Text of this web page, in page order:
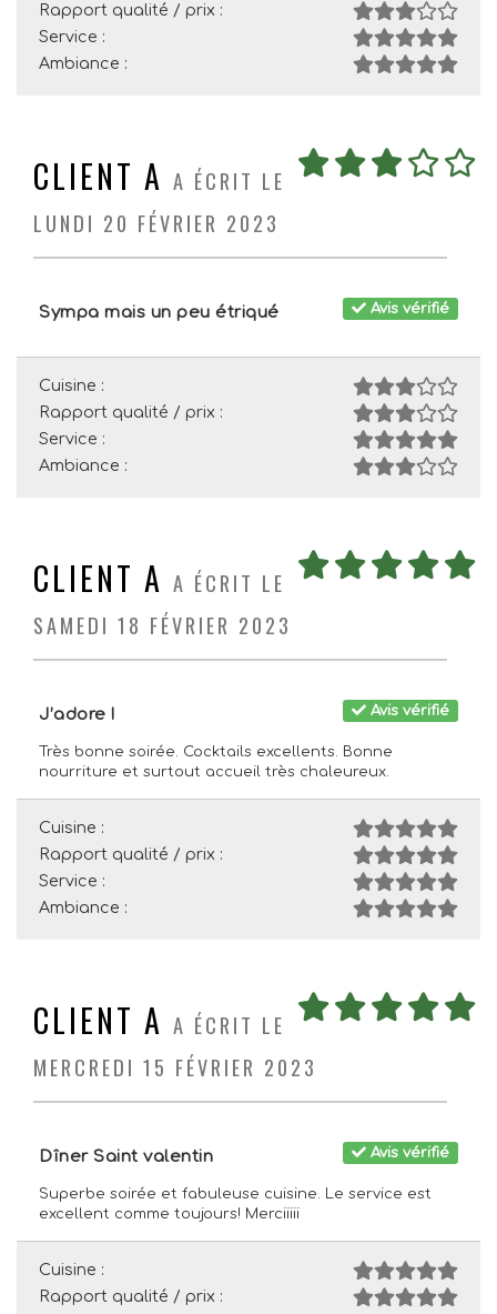
Rapport qualité / prix :
Service :
Ambiance :
CLIENT A A ÉCRIT LE
LUNDI 20 FÉVRIER 2023
Avis vérifié
Sympa mais un peu étriqué
Cuisine :
Rapport qualité / prix :
Service :
Ambiance :
CLIENT A A ÉCRIT LE
SAMEDI 18 FÉVRIER 2023
Avis vérifié
J’adore !
Très bonne soirée. Cocktails excellents. Bonne
nourriture et surtout accueil très chaleureux.
Cuisine :
Rapport qualité / prix :
Service :
Ambiance :
CLIENT A A ÉCRIT LE
MERCREDI 15 FÉVRIER 2023
Avis vérifié
Dîner Saint valentin
Superbe soirée et fabuleuse cuisine. Le service est
excellent comme toujours! Merciiiii
Cuisine :
Rapport qualité / prix :